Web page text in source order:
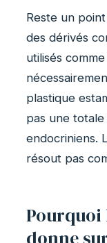
Reste un
des dérivés
utilisés
plastique
pas une
endocriniens.
résout pas
Pourquoi